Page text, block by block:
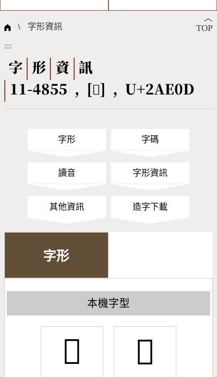
國際字碼相關組織
筆畫查詢
筆順序查詢
CNS查詢 Unicode查詢
全字庫授權 轉碼Web Service
個人電腦造字處理工具
字形下載
問題集
熱門查詢統計
︿
TOP
\ 字形資訊
:::
字 形 資
訊
11-4855 , [𪸍] , U+2AE0D
字形 字碼
讀音 字形資訊
其他資訊 造字下載
字形
本機字型
𪸍 𪸍